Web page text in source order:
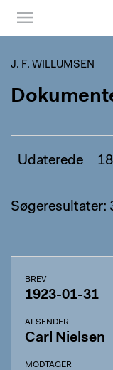
J. F. WILLUMSEN
Udaterede
Søgeresultater:
BREV
1923-01-31
AFSENDER
Carl Nielsen
MODTAGER